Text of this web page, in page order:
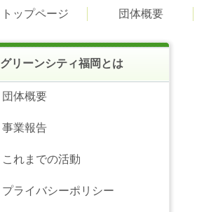
トップページ 団体概要
グリーンシティ福岡とは
団体概要
事業報告
これまでの活動
プライバシーポリシー